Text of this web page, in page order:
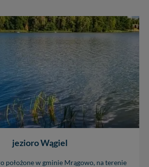
jezioro Wągiel
położone w gminie Mrągowo, na terenie